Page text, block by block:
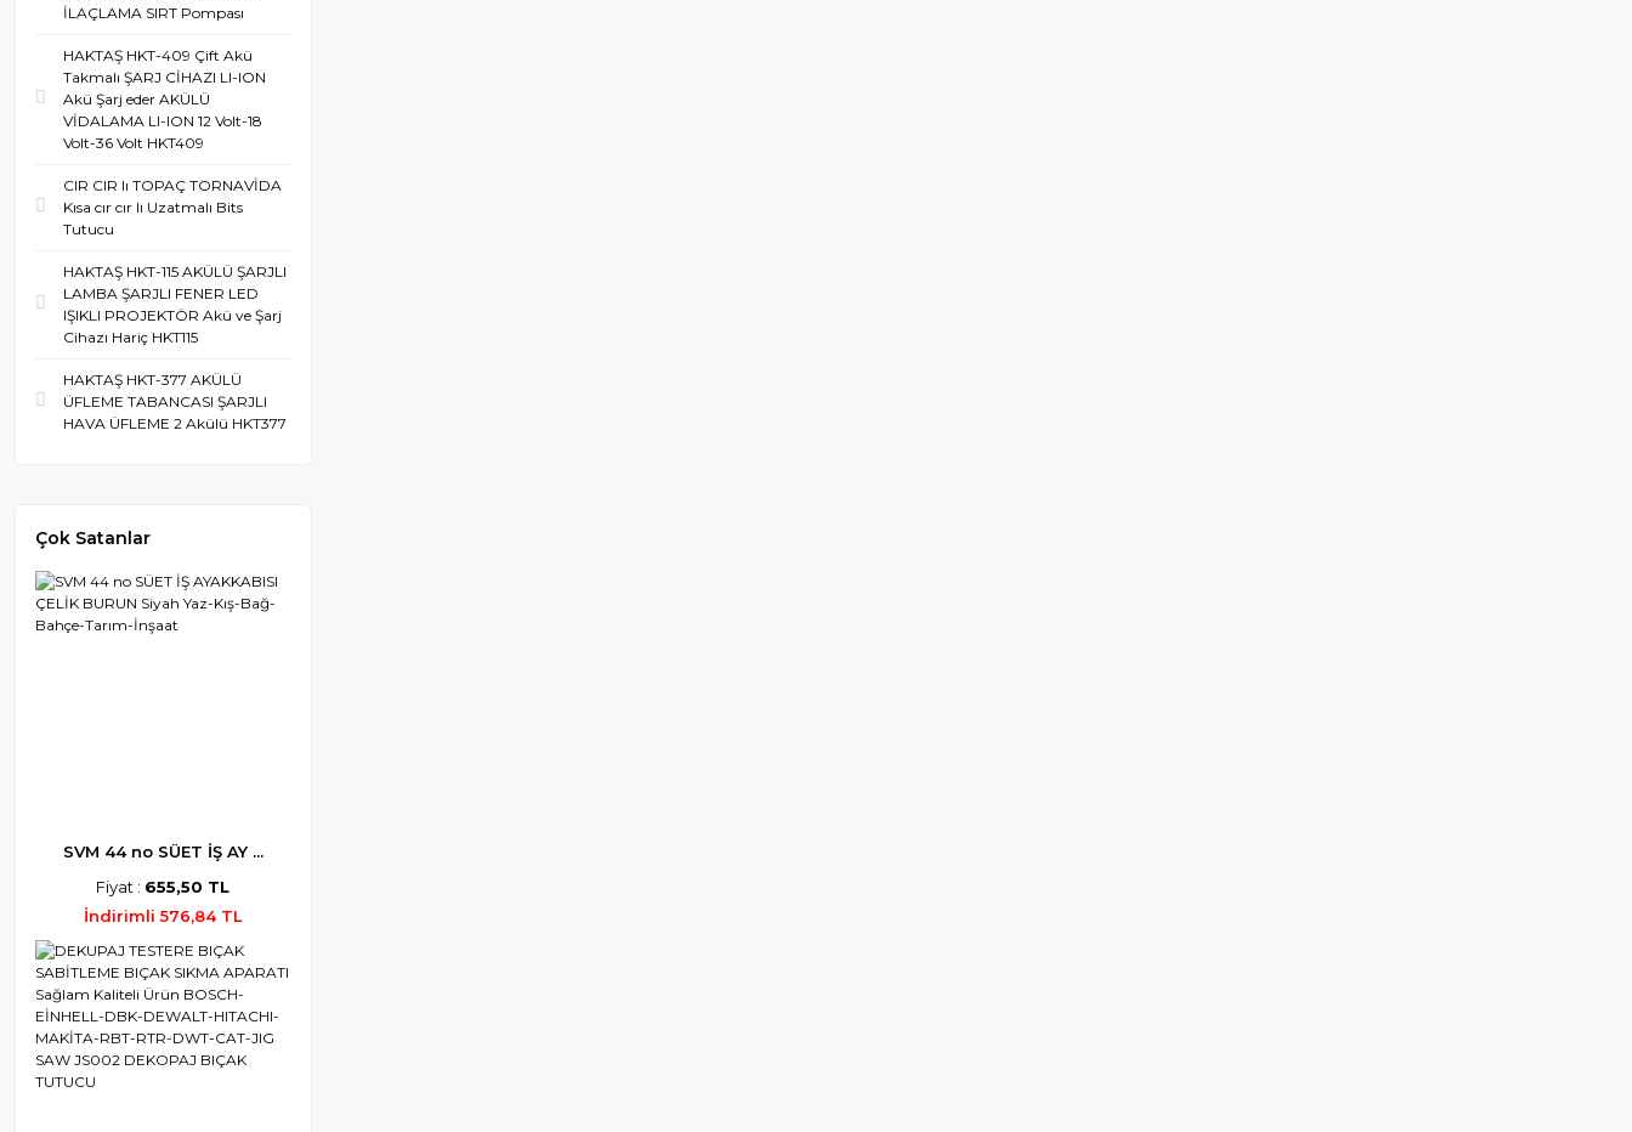
İLAÇLAMA SIRT Pompası
HAKTAŞ HKT-409 Çift Akü
Takmalı ŞARJ CİHAZI LI-ION
Akü Şarj eder AKÜLÜ
VİDALAMA LI-ION 12 Volt-18
Volt-36 Volt HKT409
CIR CIR lı TOPAÇ TORNAVİDA
Kısa cır cır lı Uzatmalı Bits
Tutucu
HAKTAŞ HKT-115 AKÜLÜ ŞARJLI
LAMBA ŞARJLI FENER LED
IŞIKLI PROJEKTÖR Akü ve Şarj
Cihazı Hariç HKT115
HAKTAŞ HKT-377 AKÜLÜ
ÜFLEME TABANCASI ŞARJLI
HAVA ÜFLEME 2 Akülü HKT377
Çok Satanlar
SVM 44 no SÜET İŞ AY ...
Fiyat : 655,50 TL
İndirimli 576,84 TL